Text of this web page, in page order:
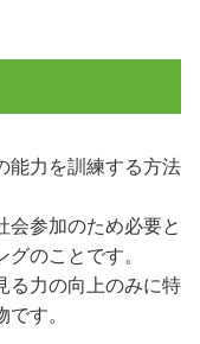
能力を訓練する方法
会参加のため必要と
のことです。
る力の向上のみに特
す。